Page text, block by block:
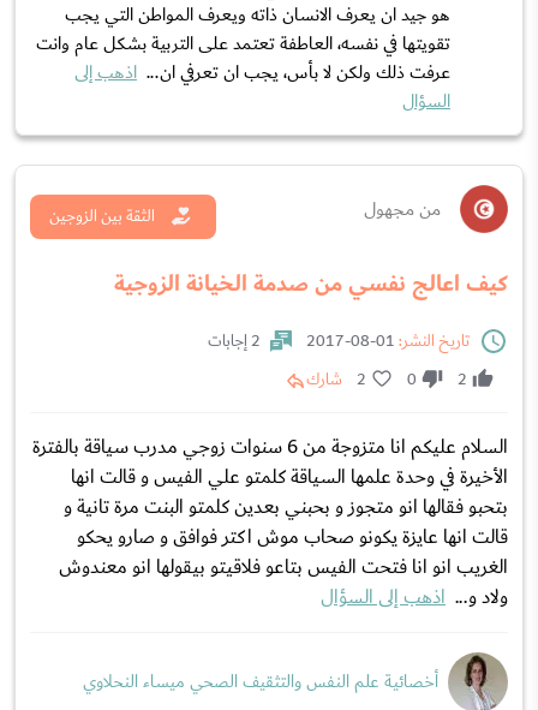
هو جيد ان يعرف الانسان ذاته ويعرف المواطن التي يجب
تقويتها في نفسه، العاطفة تعتمد على التربية بشكل عام وانت
عرفت ذلك ولكن لا بأس، يجب ان تعرفي ان... اذهب إلى
السؤال
من مجهول
كيف اعالج نفسي من صدمة الخيانة الزوجية
الثقة بين الزوجين
تاريخ النشر:
2 إجابات
2
0
2 شارك
السلام عليكم انا متزوجة من 6 سنوات زوجي مدرب سياقة بالفترة
الأخيرة في وحدة علمها السياقة كلمتو علي الفيس و قالت انها
بتحبو فقالها انو متجوز و بحبني بعدين كلمتو البنت مرة تانية و
قالت انها عايزة يكونو صحاب موش اكتر فوافق و صارو يحكو
الغريب انو انا فتحت الفيس بتاعو فلاقيتو بيقولها انو معندوش
ولاد و... اذهب إلى السؤال
أخصائية علم النفس والتثقيف الصحي ميساء النحلاوي